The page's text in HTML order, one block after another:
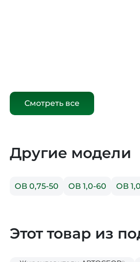
Смотреть все
Другие модели
ОВ 0,75-50 ОВ 1,0-60 ОВ
Этот товар из